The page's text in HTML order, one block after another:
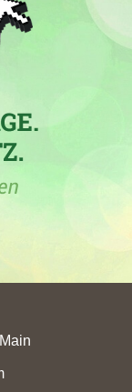
Real Estate
höchsten
und
sie in Städten wie
verbessert,
Erding"
Trotz teils
gab es auch
die direkte
der
hat das